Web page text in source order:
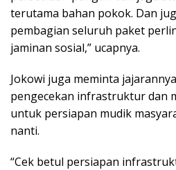
terutama bahan pokok. Dan
pembagian seluruh paket
jaminan sosial,” ucapnya.
Jokowi juga meminta
pengecekan infrastruktur dan
untuk persiapan mudik
nanti.
“Cek betul persiapan